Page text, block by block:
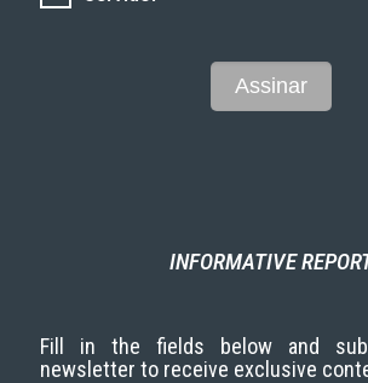
INFORMATIVE
Fill in the fields below and
newsletter to receive exclusive